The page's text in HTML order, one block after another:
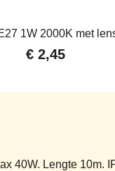
1W 2000K met
€ 2,45
40W. Lengte 10m.